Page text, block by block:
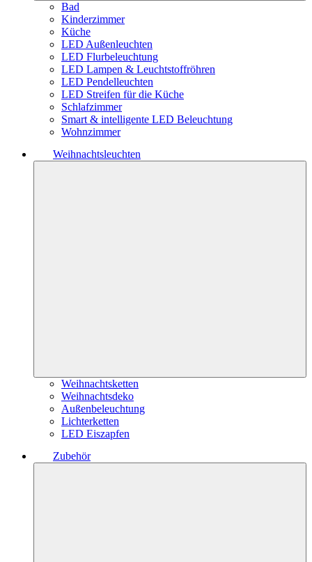
Bad
Kinderzimmer
Küche
LED Außenleuchten
LED Flurbeleuchtung
LED Lampen & Leuchtstoffröhren
LED Pendelleuchten
LED Streifen für die Küche
Schlafzimmer
Smart & intelligente LED Beleuchtung
Wohnzimmer
Weihnachtsleuchten
Weihnachtsketten
Weihnachtsdeko
Außenbeleuchtung
Lichterketten
LED Eiszapfen
Zubehör